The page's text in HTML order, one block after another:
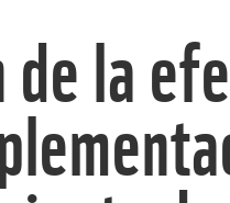
la